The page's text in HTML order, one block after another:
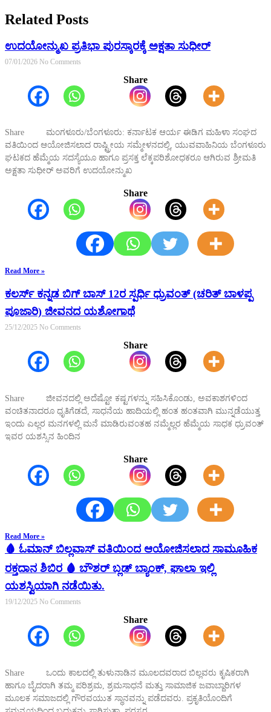
Related Posts
ಉದಯೋನ್ಮುಖ ಪ್ರತಿಭಾ ಪುರಸ್ಕಾರಕ್ಕೆ ಅಕ್ಷತಾ ಸುಧೀರ್
07/01/2026 No Comments
Share
Share ಮಂಗಳೂರು/ಬೆಂಗಳೂರು: ಕರ್ನಾಟಕ ಆರ್ಯ ಈಡಿಗ ಮಹಿಳಾ ಸಂಘದ
ವತಿಯಿಂದ ಆಯೋಜಿಸಲಾದ ರಾಷ್ಟ್ರೀಯ ಸಮ್ಮೇಳನದಲ್ಲಿ, ಯುವವಾಹಿನಿಯ ಬೆಂಗಳೂರು
ಘಟಕದ ಹೆಮ್ಮೆಯ ಸದಸ್ಯೆಯೂ ಹಾಗೂ ಪ್ರಸಕ್ತ ಲೆಕ್ಕಪರಿಶೋಧಕರೂ ಆಗಿರುವ ಶ್ರೀಮತಿ
ಅಕ್ಷತಾ ಸುಧೀರ್ ಅವರಿಗೆ ಉದಯೋನ್ಮುಖ
Share
Read More »
ಕಲರ್ಸ್ ಕನ್ನಡ ಬಿಗ್ ಬಾಸ್ 12ರ ಸ್ಪರ್ಧಿ ಧ್ರುವಂತ್ (ಚರಿತ್ ಬಾಳಪ್ಪ
ಪೂಜಾರಿ) ಜೀವನದ ಯಶೋಗಾಥೆ
25/12/2025 No Comments
Share
Share ಜೀವನದಲ್ಲಿ ಅದೆಷ್ಟೋ ಕಷ್ಟಗಳನ್ನು ಸಹಿಸಿಕೊಂಡು, ಅವಕಾಶಗಳಿಂದ
ವಂಚಿತನಾದರೂ ಧೃತಿಗೆಡದೆ, ಸಾಧನೆಯ ಹಾದಿಯಲ್ಲಿ ಹಂತ ಹಂತವಾಗಿ ಮುನ್ನಡೆಯುತ್ತ
ಇಂದು ಎಲ್ಲರ ಮನಗಳಲ್ಲಿ ಮನೆ ಮಾಡಿರುವಂತಹ ನಮ್ಮೆಲ್ಲರ ಹೆಮ್ಮೆಯ ಸಾಧಕ ಧ್ರುವಂತ್
ಇವರ ಯಶಸ್ಸಿನ ಹಿಂದಿನ
Share
Read More »
🩸 ಓಮಾನ್ ಬಿಲ್ಲವಾಸ್ ವತಿಯಿಂದ ಆಯೋಜಿಸಲಾದ ಸಾಮೂಹಿಕ
ರಕ್ತದಾನ ಶಿಬಿರ 🩸 ಬೌಶರ್ ಬ್ಲಡ್ ಬ್ಯಾಂಕ್, ಘಾಲಾ ಇಲ್ಲಿ
ಯಶಸ್ವಿಯಾಗಿ ನಡೆಯಿತು.
19/12/2025 No Comments
Share
Share ಒಂದು ಕಾಲದಲ್ಲಿ ತುಳುನಾಡಿನ ಮೂಲದವರಾದ ಬಿಲ್ಲವರು ಕೃಷಿಕರಾಗಿ
ಹಾಗೂ ಬೈದರಾಗಿ ತಮ್ಮ ಪರಿಶ್ರಮ, ಶ್ರಮಸಾಧನೆ ಮತ್ತು ಸಾಮಾಜಿಕ ಜವಾಬ್ದಾರಿಗಳ
ಮೂಲಕ ಸಮಾಜದಲ್ಲಿ ಗೌರವಯುತ ಸ್ಥಾನವನ್ನು ಪಡೆದವರು. ಪ್ರಕೃತಿಯೊಂದಿಗೆ